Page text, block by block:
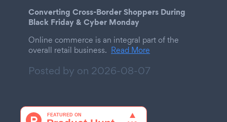
Converting Cross-Border Shoppers During
Black Friday & Cyber Monday
Online commerce is an integral part of the
overall retail business. Read More
Posted by on 2026-08-07